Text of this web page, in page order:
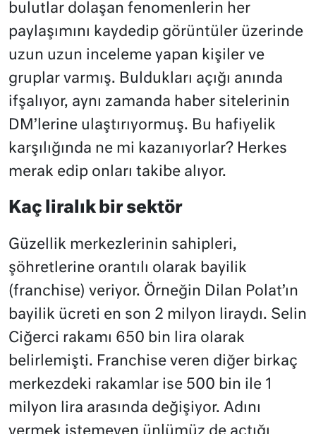
bulutlar dolaşan fenomenlerin her
paylaşımını kaydedip görüntüler üzerinde
uzun uzun inceleme yapan kişiler ve
gruplar varmış. Buldukları açığı anında
ifşalıyor, aynı zamanda haber sitelerinin
DM’lerine ulaştırıyormuş. Bu hafiyelik
karşılığında ne mi kazanıyorlar? Herkes
merak edip onları takibe alıyor.
Kaç liralık bir sektör
Güzellik merkezlerinin sahipleri,
şöhretlerine orantılı olarak bayilik
(franchise) veriyor. Örneğin Dilan Polat’ın
bayilik ücreti en son 2 milyon liraydı. Selin
Ciğerci rakamı 650 bin lira olarak
belirlemişti. Franchise veren diğer birkaç
merkezdeki rakamlar ise 500 bin ile 1
milyon lira arasında değişiyor. Adını